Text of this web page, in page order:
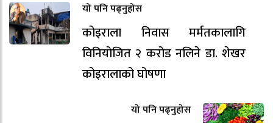
यो पनि पढ्नुहोस
कोइराला निवास मर्मतकालागि
विनियोजित २ करोड नलिने डा. शेखर
कोइरालाको घोषणा
यो पनि पढ्नुहोस